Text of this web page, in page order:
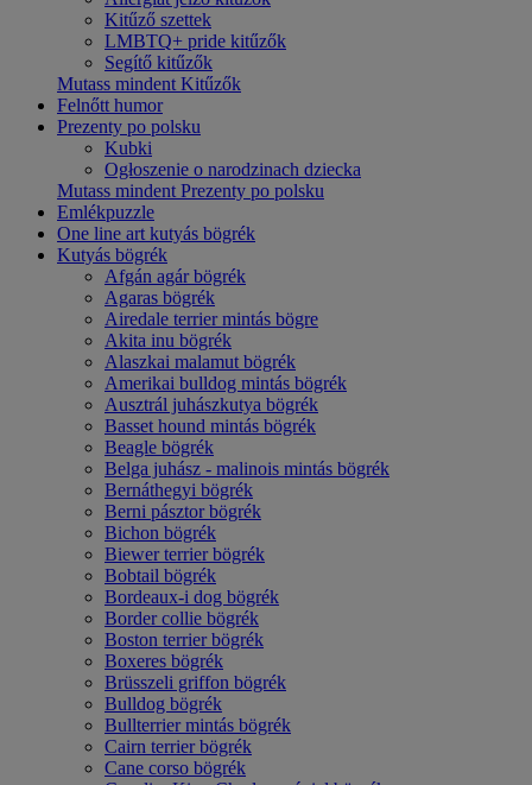
Kitűző szettek
LMBTQ+ pride kitűzők
Segítő kitűzők
Mutass mindent Kitűzők
Felnőtt humor
Prezenty po polsku
Kubki
Ogłoszenie o narodzinach dziecka
Mutass mindent Prezenty po polsku
Emlékpuzzle
One line art kutyás bögrék
Kutyás bögrék
Afgán agár bögrék
Agaras bögrék
Airedale terrier mintás bögre
Akita inu bögrék
Alaszkai malamut bögrék
Amerikai bulldog mintás bögrék
Ausztrál juhászkutya bögrék
Basset hound mintás bögrék
Beagle bögrék
Belga juhász - malinois mintás bögrék
Bernáthegyi bögrék
Berni pásztor bögrék
Bichon bögrék
Biewer terrier bögrék
Bobtail bögrék
Bordeaux-i dog bögrék
Border collie bögrék
Boston terrier bögrék
Boxeres bögrék
Brüsszeli griffon bögrék
Bulldog bögrék
Bullterrier mintás bögrék
Cairn terrier bögrék
Cane corso bögrék